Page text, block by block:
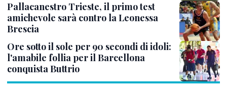
Pallacanestro Trieste, il primo test
amichevole sarà contro la Leonessa
Brescia
Ore sotto il sole per 90 secondi di idoli:
l'amabile follia per il Barcellona
conquista Buttrio